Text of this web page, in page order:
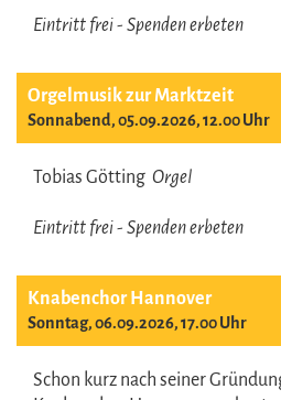
Eintritt frei - Spenden erbeten
Orgelmusik zur Marktzeit
Sonnabend, 05.09.2026, 12.00 Uhr
Tobias Götting Orgel
Eintritt frei - Spenden erbeten
Knabenchor Hannover
Sonntag, 06.09.2026, 17.00 Uhr
Schon kurz nach seiner